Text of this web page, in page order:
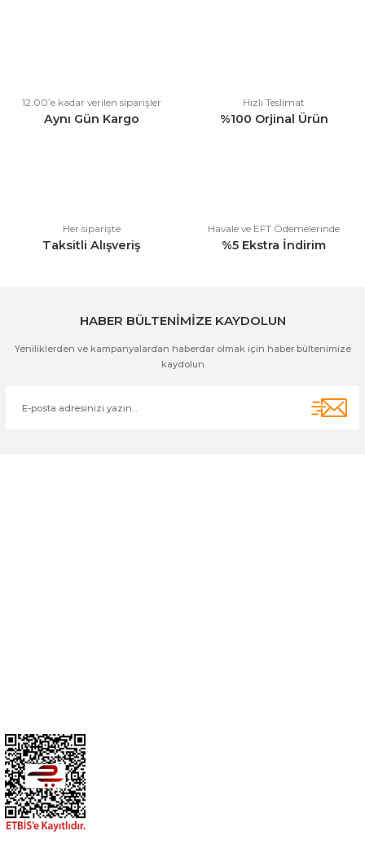
Ürün açıklamasında eksik bilgiler bulunuyor.
Ürün bilgilerinde hatalar bulunuyor.
12:00’e kadar verilen siparişler
Aynı Gün Kargo
Hızlı Teslimat
%100 Orjinal Ürün
Her siparişte
Taksitli Alışveriş
Havale ve EFT Ödemelerinde
%5 Ekstra İndirim
HABER BÜLTENİMİZE KAYDOLUN
Yeniliklerden ve kampanyalardan haberdar olmak için haber bültenimize
kaydolun